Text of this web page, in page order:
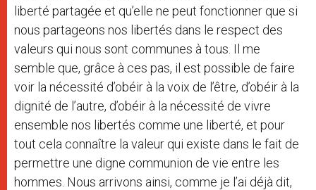
liberté partagée et qu’elle ne peut fonctionner que si
nous partageons nos libertés dans le respect des
valeurs qui nous sont communes à tous. Il me
semble que, grâce à ces pas, il est possible de faire
voir la nécessité d’obéir à la voix de l’être, d’obéir à la
dignité de l’autre, d’obéir à la nécessité de vivre
ensemble nos libertés comme une liberté, et pour
tout cela connaître la valeur qui existe dans le fait de
permettre une digne communion de vie entre les
hommes. Nous arrivons ainsi, comme je l’ai déjà dit,